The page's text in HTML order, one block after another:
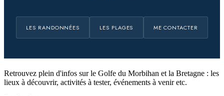
LES RANDONNÉES LES PLAGES ME CONTACTER
Retrouvez plein d'infos sur le Golfe du Morbihan et la Bretagne : les
lieux à découvrir, activités à tester, événements à venir etc.